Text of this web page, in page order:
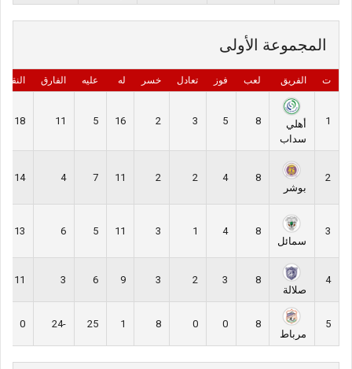
المجموعة الأولى
ت الفريق لعب فوز تعادل خسر له عليه الفارق النقاط
1
أهلي
سداب
8
5
3
2
16
5
11
18
2
بوشر
8
4
2
2
11
7
4
14
3
سمائل
8
4
1
3
11
5
6
13
4
صلالة
8
3
2
3
9
6
3
11
5
مرباط
8
0
0
8
1
25
-24
0